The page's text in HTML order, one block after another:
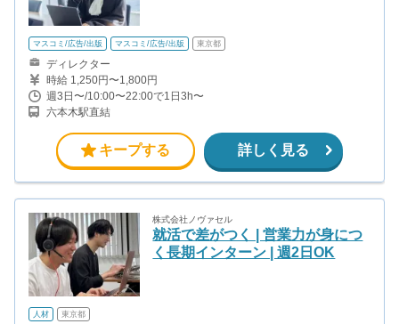
マスコミ/広告/出版 マスコミ/広告/出版 東京都
ディレクター
時給 1,250円〜1,800円
週3日〜/10:00〜22:00で1日3h〜
六本木駅直結
キープする 詳しく見る
株式会社ノヴァセル
就活で差がつく | 営業力が身につ
く長期インターン | 週2日OK
人材 東京都